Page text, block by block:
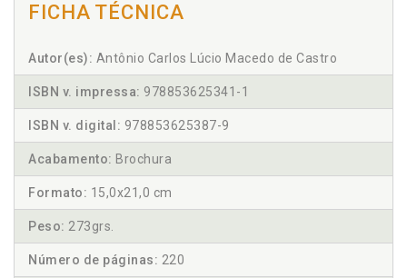
FICHA TÉCNICA
Autor(es): Antônio Carlos Lúcio Macedo de Castro
ISBN v. impressa: 978853625341-1
ISBN v. digital: 978853625387-9
Acabamento: Brochura
Formato: 15,0x21,0 cm
Peso: 273grs.
Número de páginas: 220